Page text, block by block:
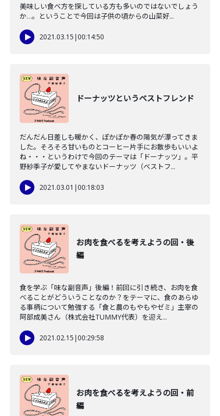
美味しい食べ方を探している方も多いのではないでしょう
か…。ということで今回は子供の頃からの山菜好...
2021.03.15 |00:14:50
ドーナッツというベストフレンド
だんだん日差しも暖かく、ぽかぽか春の陽気が漂ってきま
した。そろそろ甘いものとコーヒー片手にお散歩もいいよ
ね・・・というわけで今回のテーマは「ドーナッツ」。平
野紗季子が愛してやまないドーナッツ（ベストフ...
2021.03.01 |00:18:03
お肉を食べるを考えようの回・後
編
食を学ぶ「味な副音声」後編！前回に引き続き、お肉を食
べることがどういうことなのか？をテーマに、食のあらゆ
る事柄について勉強する「食と農のもやもやゼミ」主宰の
阿部成美さん（株式会社TUMMY代表）を迎え...
2021.02.15 |00:29:58
お肉を食べるを考えようの回・前
編